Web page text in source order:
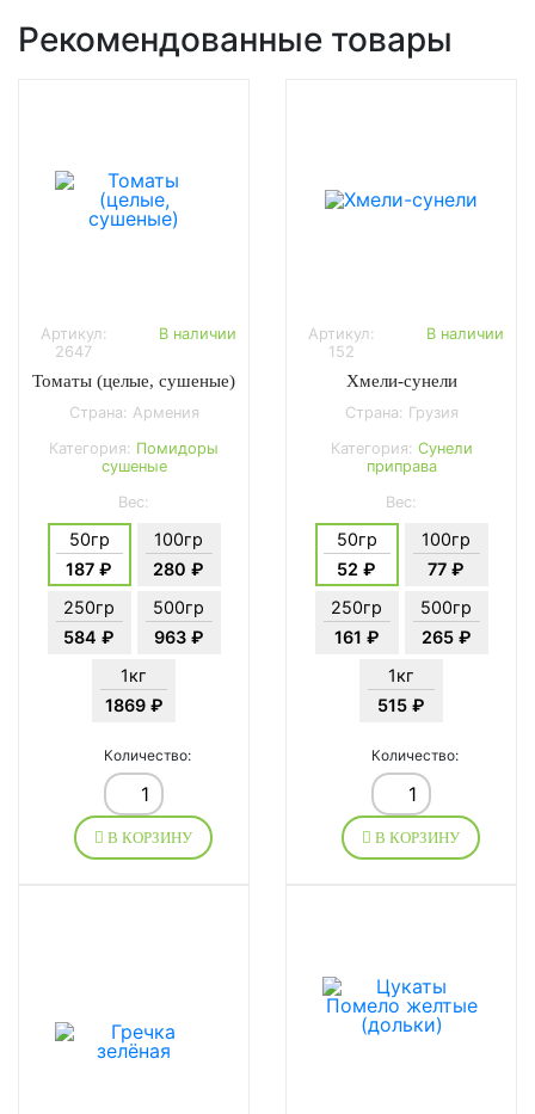
Рекомендованные товары
Артикул:
2647
В наличии
Томаты (целые, сушеные)
Страна: Армения
Категория: Помидоры
сушеные
Вес:
50гр
187 ₽
100гр
280 ₽
250гр
584 ₽
500гр
963 ₽
1кг
1869 ₽
Количество:
В КОРЗИНУ
Артикул:
152
В наличии
Хмели-сунели
Страна: Грузия
Категория: Сунели
приправа
Вес:
50гр
52 ₽
100гр
77 ₽
250гр
161 ₽
500гр
265 ₽
1кг
515 ₽
Количество:
В КОРЗИНУ